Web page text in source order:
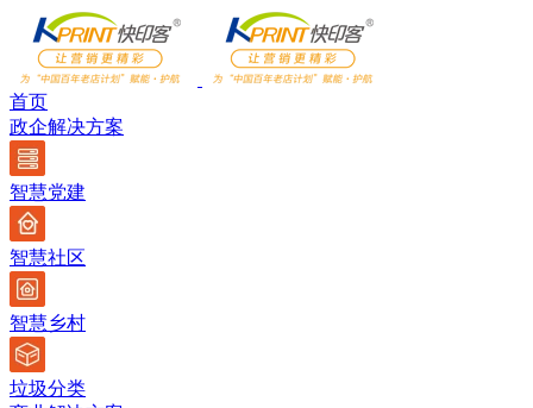
首页
政企解决方案
智慧党建
智慧社区
智慧乡村
垃圾分类